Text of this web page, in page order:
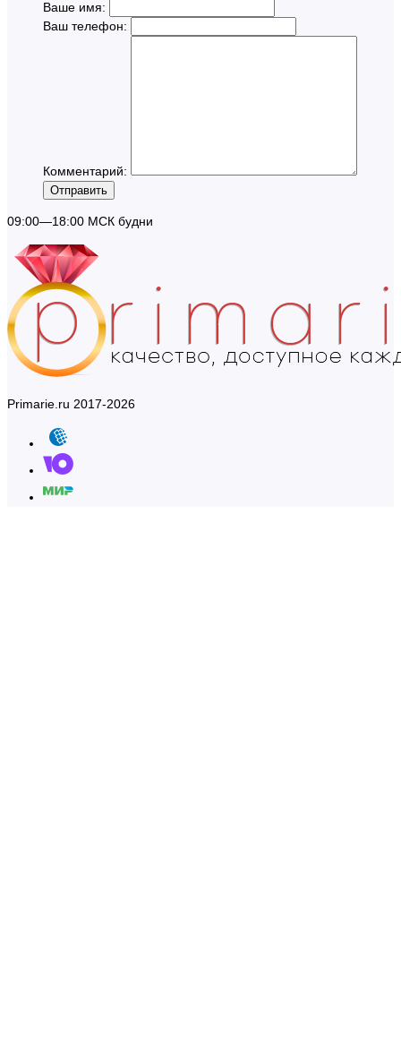
Ваше имя:
Ваш телефон:
Комментарий:
Отправить
09:00—18:00 МСК будни
Primarie.ru 2017-2026